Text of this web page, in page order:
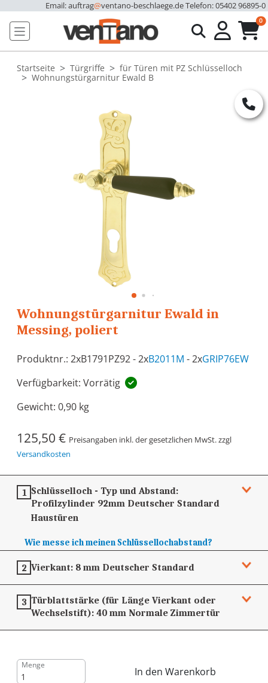
Email: auftrag@ventano-beschlaege.deTelefon: 05402 96895-0
0
Startseite Türgriffe
für Türen mit PZ Schlüsselloch
Wohnungstürgarnitur Ewald B
Wohnungstürgarnitur Ewald in
Messing, poliert
Produktnr.: 2xB1791PZ92 - 2xB2011M - 2xGRIP76EW
Verfügbarkeit: Vorrätig
Gewicht: 0,90 kg
125,50 € Preisangaben inkl. der gesetzlichen MwSt. zzgl
Versandkosten
1 Schlüsselloch - Typ und Abstand:
Profilzylinder 92mm Deutscher Standard
Haustüren
Wie messe ich meinen Schlüssellochabstand?
2 Vierkant: 8 mm Deutscher Standard
3 Türblattstärke (für Länge Vierkant oder
Wechselstift):40 mm Normale Zimmertür
Menge
In den Warenkorb